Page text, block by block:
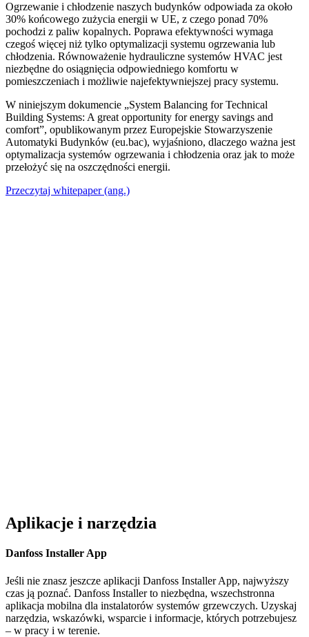
Ogrzewanie i chłodzenie naszych budynków odpowiada za około
30% końcowego zużycia energii w UE, z czego ponad 70%
pochodzi z paliw kopalnych. Poprawa efektywności wymaga
czegoś więcej niż tylko optymalizacji systemu ogrzewania lub
chłodzenia. Równoważenie hydrauliczne systemów HVAC jest
niezbędne do osiągnięcia odpowiedniego komfortu w
pomieszczeniach i możliwie najefektywniejszej pracy systemu.
W niniejszym dokumencie „System Balancing for Technical
Building Systems: A great opportunity for energy savings and
comfort”, opublikowanym przez Europejskie Stowarzyszenie
Automatyki Budynków (eu.bac), wyjaśniono, dlaczego ważna jest
optymalizacja systemów ogrzewania i chłodzenia oraz jak to może
przełożyć się na oszczędności energii.
Przeczytaj whitepaper (ang.)
Aplikacje i narzędzia
Danfoss Installer App
Jeśli nie znasz jeszcze aplikacji Danfoss Installer App, najwyższy
czas ją poznać. Danfoss Installerto niezbędna, wszechstronna
aplikacja mobilna dla instalatorów systemów grzewczych. Uzyskaj
narzędzia, wskazówki, wsparcie i informacje, których potrzebujesz
– w pracy i w terenie.